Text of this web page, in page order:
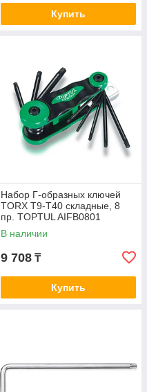
Купить
Набор Г-образных ключей
TORX T9-T40 складные, 8
пр. TOPTUL AIFB0801
В наличии
9 708 ₸
Купить